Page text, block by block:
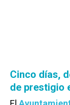
Cinco días,
de prestigio